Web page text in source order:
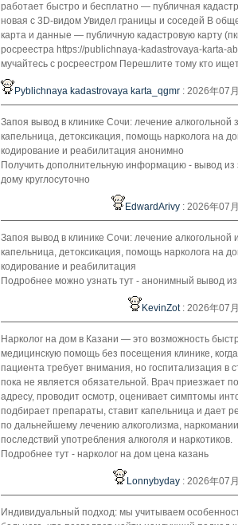
работает быстро и бесплатно — публичная
новая с 3D-видом Увидел границы и соседей В
карта и данные — публичную кадастровую карту
росреестра https://publichnaya-kadastrovaya-karta-
мучайтесь с росреестром Перешлите тому кто
Pyblichnaya kadastrovaya karta_qgmr : 2026年07
Запоя вывод в клинике Сочи: лечение алкогольной
капельница, детоксикация, помощь нарколога на
кодирование и реабилитация анонимно
Получить дополнительную информацию - вывод из
дому круглосуточно
EdwardArivy : 2026年07
Запоя вывод в клинике Сочи: лечение алкогольной
капельница, детоксикация, помощь нарколога на
кодирование и реабилитация
Подробнее можно узнать тут - анонимный вывод
KevinZot: 2026年07
Нарколог на дом в Казани — это возможность
медицинскую помощь без посещения клинике,
пациента требует внимания, но госпитализация в
пока не является обязательной. Врач приезжает
адресу, проводит осмотр, оценивает симптомы
подбирает препараты, ставит капельница и дает
по дальнейшему лечению алкоголизма,
последствий употребления алкоголя и наркотиков.
Подробнее тут - нарколог на дом цена казань
Lonnybyday : 2026年07
Индивидуальный подход: мы учитываем